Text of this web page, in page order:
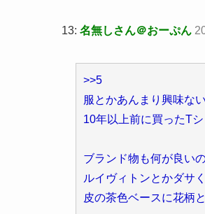
13: 名無しさん＠おーぷん
>>5
服とかあんまり興味な
10年以上前に買ったT
ブランド物も何が良い
ルイヴィトンとかダサ
皮の茶色ベースに花柄